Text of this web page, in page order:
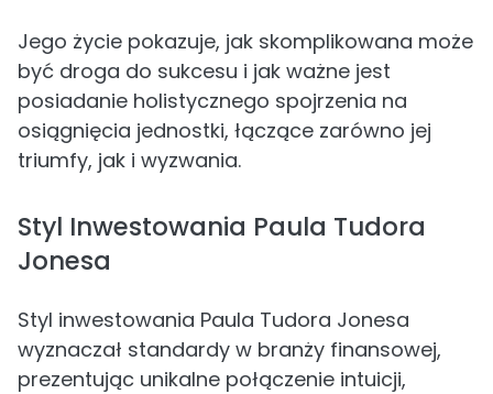
Jego życie pokazuje, jak skomplikowana może
być droga do sukcesu i jak ważne jest
posiadanie holistycznego spojrzenia na
osiągnięcia jednostki, łączące zarówno jej
triumfy, jak i wyzwania.
Styl Inwestowania Paula Tudora
Jonesa
Styl inwestowania Paula Tudora Jonesa
wyznaczał standardy w branży finansowej,
prezentując unikalne połączenie intuicji,